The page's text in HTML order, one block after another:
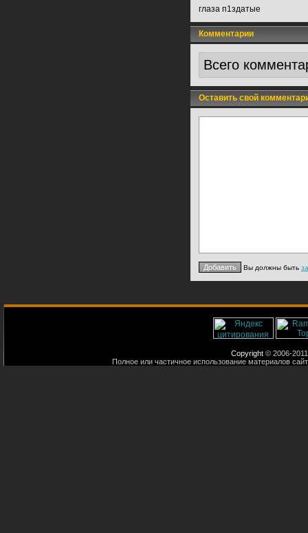
глаза п1здатые
Комментарии
Всего
Оставить свой
Вы должны быть
Copyright © 2006-
Полное или частичное использование материалов